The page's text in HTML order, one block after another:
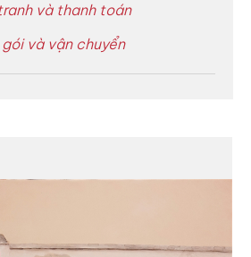
và thanh toán
và vận chuyển